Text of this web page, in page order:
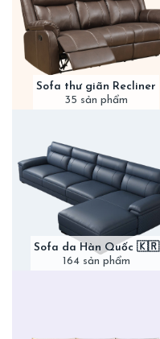
Sofa thư giãn Recliner
35 sản phẩm
Sofa da Hàn Quốc 🇰🇷
164 sản phẩm